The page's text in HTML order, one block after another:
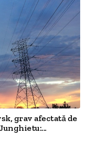
grav afectată de